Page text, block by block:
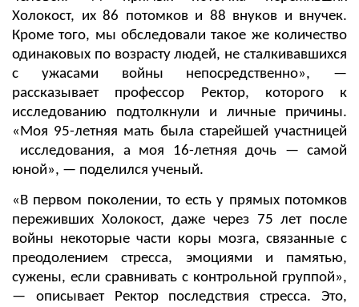
Холокост, их 86 потомков и 88 внуков и внучек.
Кроме того, мы обследовали такое же количество
одинаковых по возрасту людей, не сталкивавшихся
с ужасами войны непосредственно», —
рассказывает профессор Ректор, которого к
исследованию подтолкнули и личные причины.
«Моя 95-летняя мать была старейшей участницей
исследования, а моя 16-летняя дочь — самой
юной», — поделился ученый.
«В первом поколении, то есть у прямых потомков
переживших Холокост, даже через 75 лет после
войны некоторые части коры мозга, связанные с
преодолением стресса, эмоциями и памятью,
сужены, если сравнивать с контрольной группой»,
— описывает Ректор последствия стресса. Это,